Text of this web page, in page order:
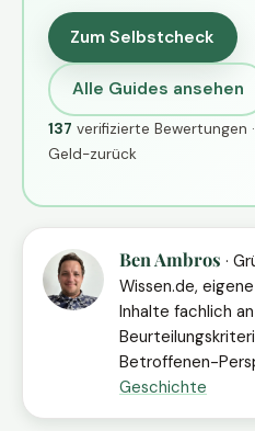
Zum Selbstcheck
Alle Guides ansehen
137 verifizierte Bewertungen ·
Geld-zurück
Ben Ambros ·
Wissen.de,
Inhalte fachlich
Betroffenen-
Geschichte